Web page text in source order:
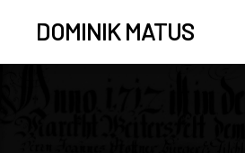
DOMINIK MATUS